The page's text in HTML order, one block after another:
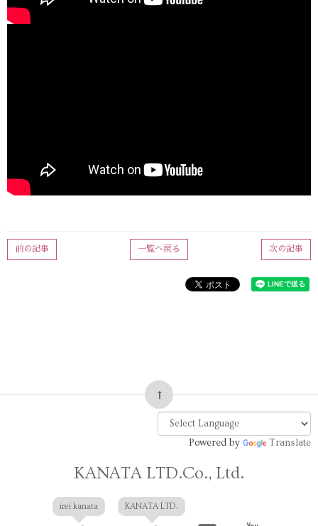
次の記事
一覧へ戻る
前の記事
Powered by Translate
KANATA LTD.Co., Ltd.
irei kanata KANATA LTD.